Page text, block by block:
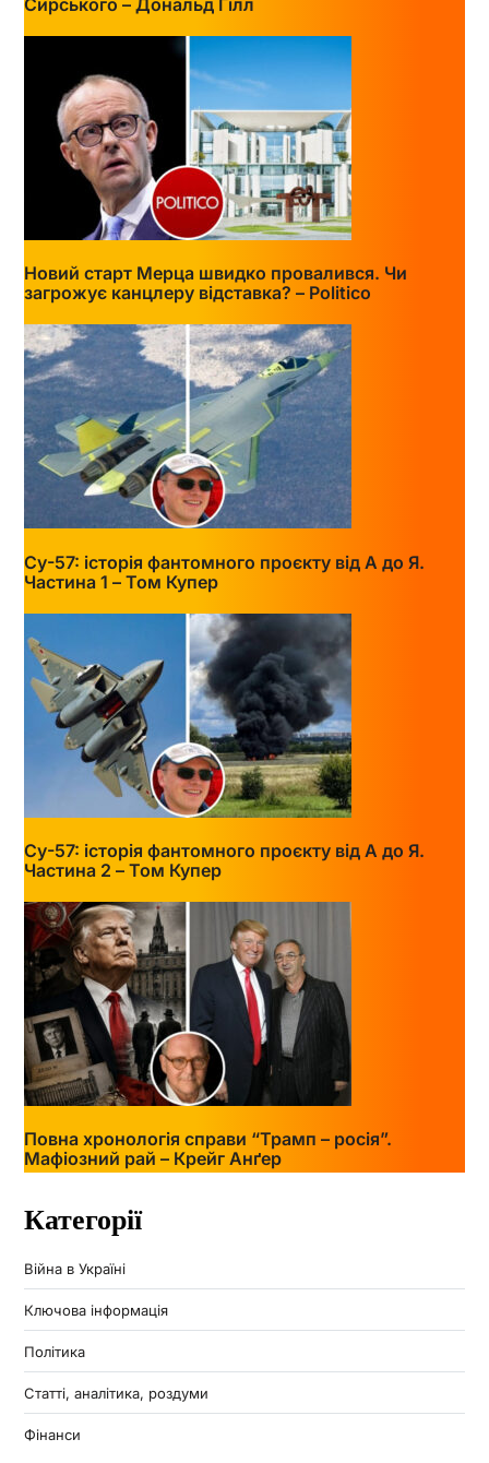
Сирського – Дональд Гілл
Новий старт Мерца швидко провалився. Чи
загрожує канцлеру відставка? – Politico
Су-57: історія фантомного проєкту від А до Я.
Частина 1 – Том Купер
Су-57: історія фантомного проєкту від А до Я.
Частина 2 – Том Купер
Повна хронологія справи “Трамп – росія”.
Мафіозний рай – Крейг Анґер
Категорії
Війна в Україні
Ключова інформація
Політика
Статті, аналітика, роздуми
Фінанси